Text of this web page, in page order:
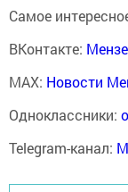
Самое
ВКонтакте:
MAX: Новости
Одноклассники:
Telegram-канал: